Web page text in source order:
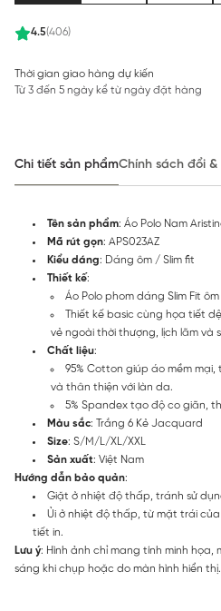
4.5(406)
Thời gian giao hàng dự kiến
Từ 3 đến 5 ngày kể từ ngày đặt hàng
Chi tiết sản phẩmChính sách đổi
Tên sản phẩm: Áo Polo Nam
Mã rút gọn: APS023AZ
Kiểu dáng: Dáng ôm / Slim fit
Thiết kế:
Áo Polo phom dáng Slim Fit
Thiết kế basic cùng họa tiết
vẻ ngoài thời thượng, lịch lãm và
Chất liệu:
95% Cotton giúp áo mềm
và thân thiện với làn da.
5% Spandex tạo độ co giãn,
Màu sắc: Trắng 6 Kẻ Jacquard
Size: S/M/L/XL/XXL
Sản xuất: Việt Nam
Hướng dẫn bảo quản:
Giặt ở nhiệt độ thấp, tránh sử
Ủi ở nhiệt độ thấp, từ mặt trái
tiết in.
Lưu ý: Hình ảnh chỉ mang tính minh
sáng khi chụp hoặc do màn hình hiển thị.